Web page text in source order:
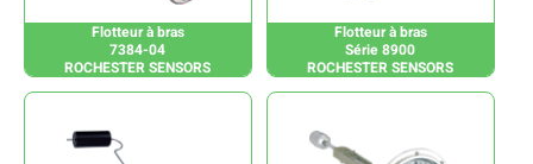
Flotteur à bras
7384-04
ROCHESTER SENSORS
Flotteur à bras
Série 8900
ROCHESTER SENSORS